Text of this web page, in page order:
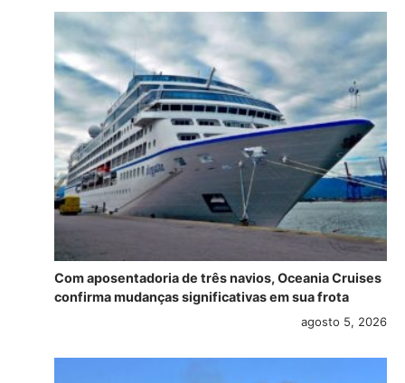
Com aposentadoria de três navios, Oceania Cruises
confirma mudanças significativas em sua frota
agosto 5, 2026